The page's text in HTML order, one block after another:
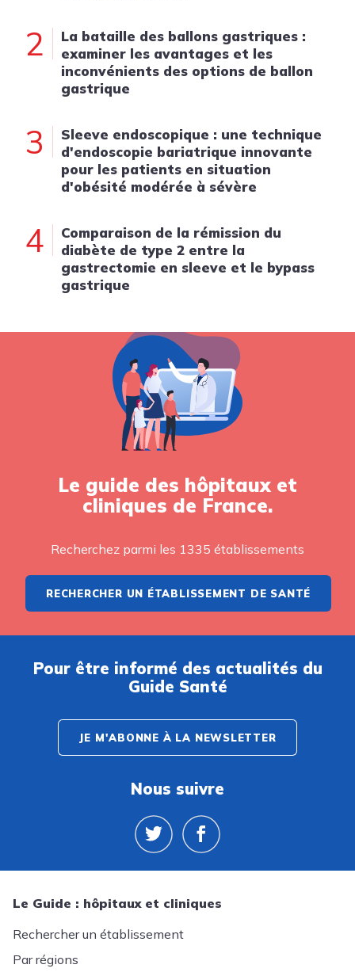
2
La bataille des ballons gastriques :
examiner les avantages et les
inconvénients des options de ballon
gastrique
3
Sleeve endoscopique : une technique
d'endoscopie bariatrique innovante
pour les patients en situation
d'obésité modérée à sévère
4
Comparaison de la rémission du
diabète de type 2 entre la
gastrectomie en sleeve et le bypass
gastrique
Le guide des hôpitaux et
cliniques de France.
Recherchez parmi les 1335 établissements
RECHERCHER UN ÉTABLISSEMENT DE SANTÉ
Pour être informé des actualités du
Guide Santé
JE M'ABONNE À LA NEWSLETTER
Nous suivre
Le Guide : hôpitaux et cliniques
Rechercher un établissement
Par régions